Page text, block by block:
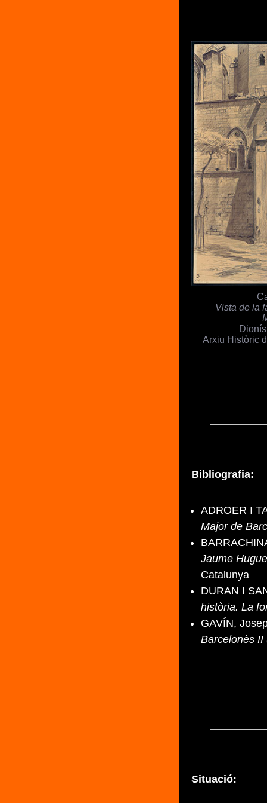
Vista de la
Arxiu Històric
Bibliografia:
ADROER I
Major de
Jaume
Catalunya
DURAN I
història. La
GAVÍN,
Barcelonès II
Situació: